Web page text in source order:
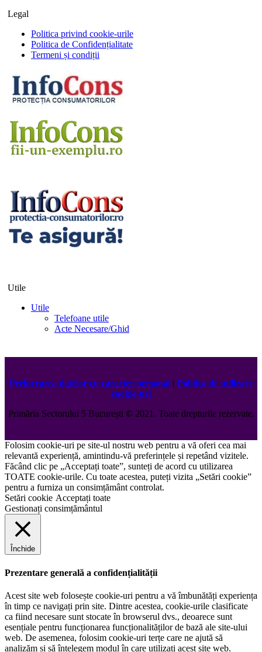
Legal
Politica privind cookie-urile
Politica de Confidențialitate
Termeni și condiții
Utile
Utile
Telefoane utile
Acte Necesare/Ghid
Prelucrarea datelor cu caracter personal | Politica de utilizare
cookie-uri
Primăria Sectorului 5 București ©️2021. Toate drepturile rezervate.
Folosim cookie-uri pe site-ul nostru web pentru a vă oferi cea mai
relevantă experiență, amintindu-vă preferințele și repetând vizitele.
Făcând clic pe „Acceptați toate”, sunteți de acord cu utilizarea
TOATE cookie-urile. Cu toate acestea, puteți vizita „Setări cookie”
pentru a furniza un consimțământ controlat.
Setări cookie Acceptați toate
Gestionați consimțământul
Închide
Prezentare generală a confidențialității
Acest site web folosește cookie-uri pentru a vă îmbunătăți experiența
în timp ce navigați prin site. Dintre acestea, cookie-urile clasificate
ca fiind necesare sunt stocate în browserul dvs., deoarece sunt
esențiale pentru funcționarea funcționalităților de bază ale site-ului
web. De asemenea, folosim cookie-uri terțe care ne ajută să
analizăm și să înțelegem modul în care utilizați acest site web.